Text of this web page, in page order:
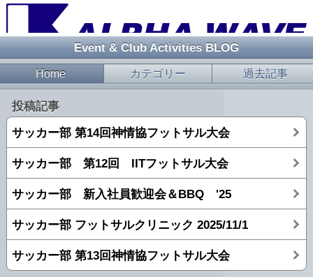
Event & Club Activities BLOG
Home カテゴリー 過去記事
投稿記事
サッカー部 第14回神情協フットサル大会
サッカー部 第12回 IITフットサル大会
サッカー部 新入社員歓迎会＆BBQ '25
サッカー部 フットサルクリニック 2025/11/1
サッカー部 第13回神情協フットサル大会